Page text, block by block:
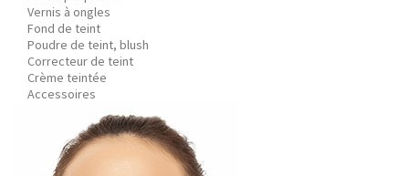
Vernis à ongles
Fond de teint
Poudre de teint, blush
Correcteur de teint
Crème teintée
Accessoires